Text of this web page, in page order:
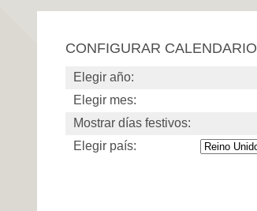
CONFIGURAR CALENDARIO
Elegir año:
Elegir mes:
Mostrar días festivos:
Elegir país: